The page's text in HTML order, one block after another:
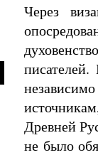
Через
Древней
не было